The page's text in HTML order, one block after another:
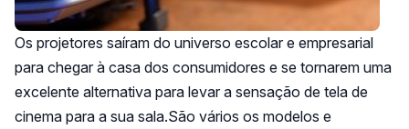
Os projetores saíram do universo escolar e empresarial
para chegar à casa dos consumidores e se tornarem uma
excelente alternativa para levar a sensação de tela de
cinema para a sua sala.São vários os modelos e